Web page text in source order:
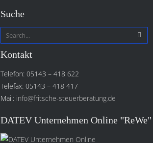
Suche
Kontakt
Telefon: 05143 – 418 622
Telefax: 05143 – 418 417
Mail: info@fritsche-steuerberatung.de
DATEV Unternehmen Online "ReWe"